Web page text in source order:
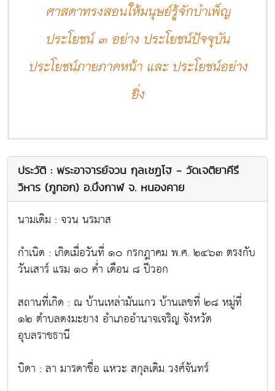
ศาสดาทรงสอนให้มนุษย์รู้จักบำเพ็ญ
ประโยชน์ ๓ อย่าง ประโยชน์ปัจจุบัน
ประโยชน์ภายภาคหน้า และ ประโยชน์อย่าง
ยิ่ง
ประวัติ : พระอาจารย์จวน กุลเชฏโฐ - วัดเจติยาคีรี
วิหาร (ภูทอก) อ.บึงกาฬ จ. หนองคาย
นามเดิม : จวน นรมาส
กำเนิด : เกิดเมื่อวันที่ ๑๐ กรกฎาคม พ.ศ. ๒๔๖๓ ตรงกับ
วันเสาร์ แรม ๑๐ ค่ำ เดือน ๘ ปีวอก
สถานที่เกิด : ณ บ้านเหล่ามันแกว บ้านเลขที่ ๒๘ หมู่ที่
๑๒ ตำบลดงมะยาง อำเภออำนาจเจริญ จังหวัด
อุบลราชธานี
บิดา : ลา มารดาชื่อ แหวะ สกุลเดิม วงศ์จันทร์